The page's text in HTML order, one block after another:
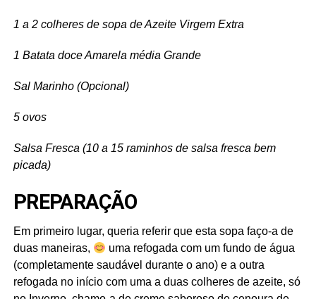
1 a 2 colheres de sopa de Azeite Virgem Extra
1 Batata doce Amarela média Grande
Sal Marinho (Opcional)
5 ovos
Salsa Fresca (10 a 15 raminhos de salsa fresca bem
picada)
PREPARAÇÃO
Em primeiro lugar, queria referir que esta sopa faço-a de
duas maneiras,
uma refogada com um fundo de água
(completamente saudável durante o ano) e a outra
refogada no início com uma a duas colheres de azeite, só